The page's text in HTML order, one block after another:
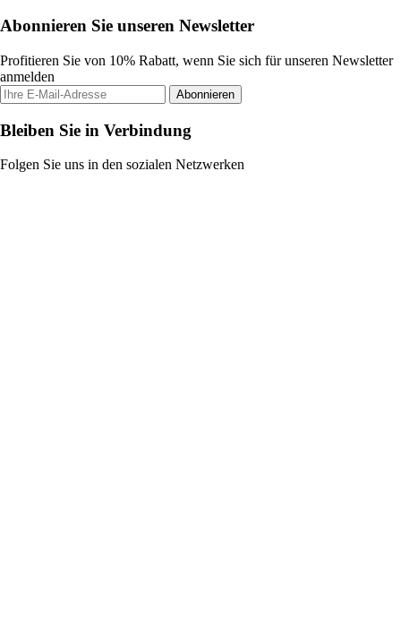
Abonnieren Sie unseren Newsletter
Profitieren Sie von 10% Rabatt, wenn Sie sich für unseren Newsletter
anmelden
Abonnieren
Bleiben Sie in Verbindung
Folgen Sie uns in den sozialen Netzwerken